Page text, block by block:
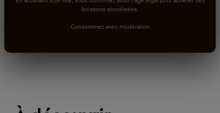
boissons alcoolisées.
Consommez avec modération